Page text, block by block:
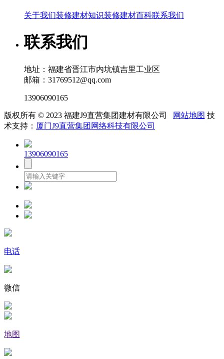
关于我们装修建材知识装修建材百科联系我们
联系我们
地址：福建省晋江市内坑镇吉里工业区
邮箱：31769512@qq.com
13906090165
版权所有 © 2023 福建J9直营集团建材有限公司 网站地图 技
术支持： 厦门J9直营集团网络科技有限公司
13906090165
电话
微信
地图